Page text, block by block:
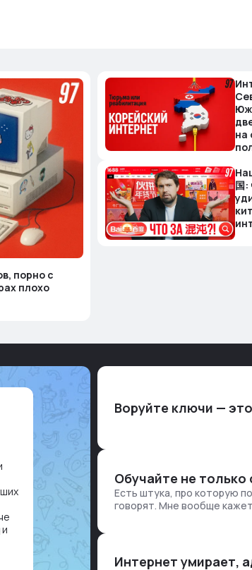
порно с
плохо
на
国:
Воруйте ключи —
Есть штука, про которую
говорят. Мне вообще
е…